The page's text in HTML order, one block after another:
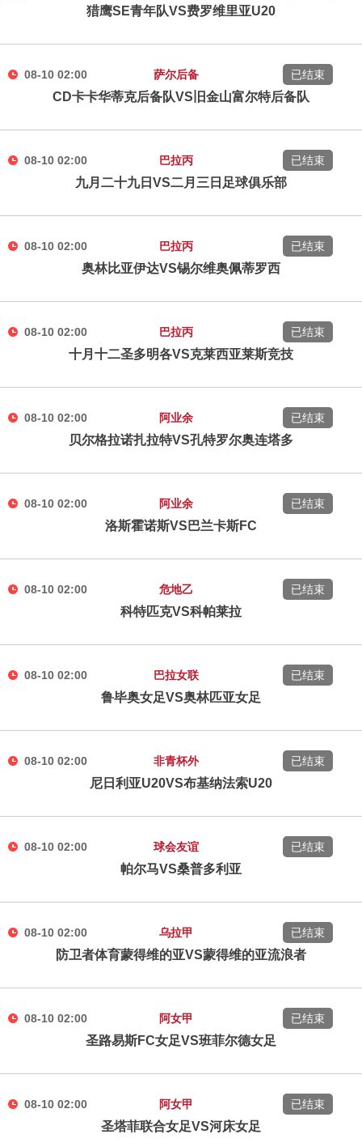
猎鹰SE青年队VS费罗维里亚U20
08-10 02:00 萨尔后备
CD卡卡华蒂克后备队VS旧金山富尔特后备队
已结束
08-10 02:00 巴拉丙
九月二十九日VS二月三日足球俱乐部
已结束
08-10 02:00 巴拉丙
奥林比亚伊达VS锡尔维奥佩蒂罗西
已结束
08-10 02:00 巴拉丙
十月十二圣多明各VS克莱西亚莱斯竞技
已结束
08-10 02:00 阿业余
贝尔格拉诺扎拉特VS孔特罗尔奥连塔多
已结束
08-10 02:00 阿业余
洛斯霍诺斯VS巴兰卡斯FC
已结束
08-10 02:00 危地乙
科特匹克VS科帕莱拉
已结束
08-10 02:00 巴拉女联
鲁毕奥女足VS奥林匹亚女足
已结束
08-10 02:00 非青杯外
尼日利亚U20VS布基纳法索U20
已结束
08-10 02:00 球会友谊
帕尔马VS桑普多利亚
已结束
08-10 02:00 乌拉甲
防卫者体育蒙得维的亚VS蒙得维的亚流浪者
已结束
08-10 02:00 阿女甲
圣路易斯FC女足VS班菲尔德女足
已结束
08-10 02:00 阿女甲
圣塔菲联合女足VS河床女足
已结束